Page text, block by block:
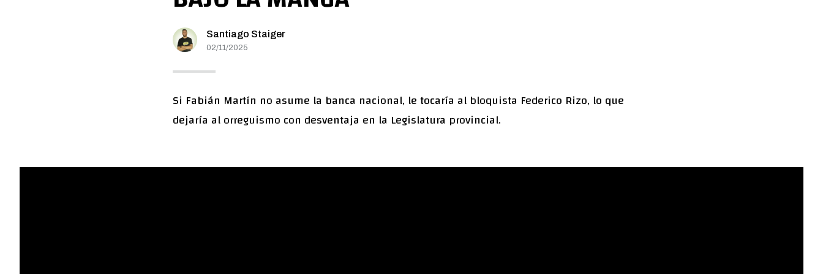
Santiago Staiger
02/11/2025
Si Fabián Martín no asume la banca nacional, le tocaría al bloquista Federico Rizo, lo que
dejaría al orreguismo con desventaja en la Legislatura provincial.